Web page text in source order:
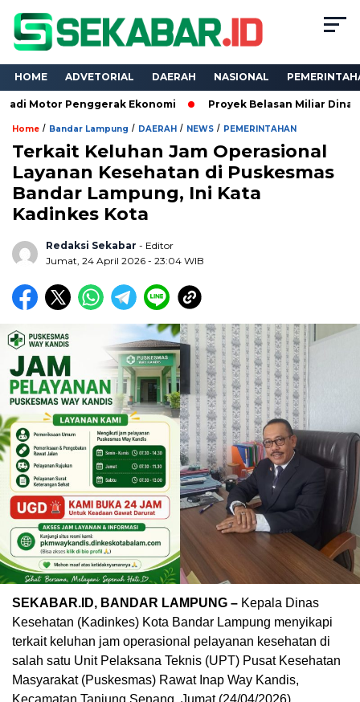
HOME ADVETORIAL DAERAH NASIONAL
Ekonomi Proyek Belasan Miliar Dinas PKPCK
Home / Bandar Lampung / DAERAH / NEWS / PEMERINTAHAN
Terkait Keluhan Jam Operasional
Layanan Kesehatan di Puskesmas
Bandar Lampung, Ini Kata
Kadinkes Kota
Redaksi Sekabar - Editor
Jumat, 24 April 2026 - 23:04 WIB
SEKABAR.ID, BANDAR LAMPUNG – Kepala Dinas
Kesehatan (Kadinkes) Kota Bandar Lampung menyikapi
terkait keluhan jam operasional pelayanan kesehatan di
salah satu Unit Pelaksana Teknis (UPT) Pusat Kesehatan
Masyarakat (Puskesmas) Rawat Inap Way Kandis,
Kecamatan Tanjung Senang, Jumat (24/04/2026).